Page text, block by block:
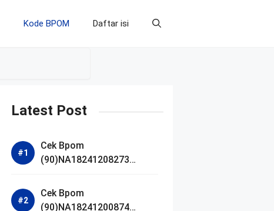
Kode BPOM Daftar isi
Latest Post
Cek Bpom
(90)NA18241208273
Bright Radiance Face
Wash
Cek Bpom
(90)NA18241200874